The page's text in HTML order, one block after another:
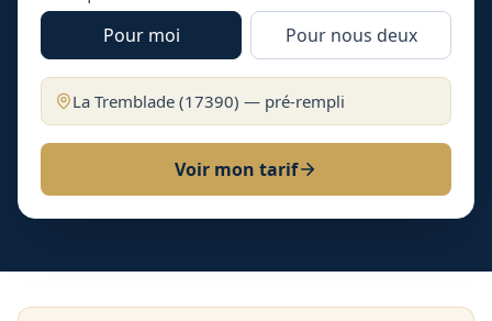
Pour moi Pour nous deux
La Tremblade (17390) — pré-rempli
Voir mon tarif